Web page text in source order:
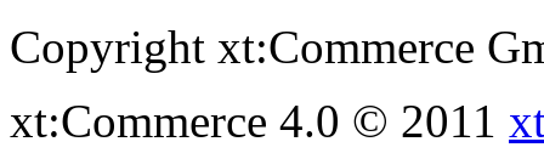
Copyright xt:Commerce
xt:Commerce 4.0 © 2011